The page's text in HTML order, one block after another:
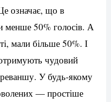
означає, що в
менше 50% голосів. А
мали більше 50%. І
чудовий
У будь-якому
— простіше